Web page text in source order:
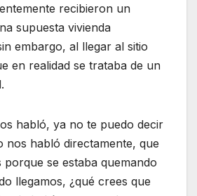
recibieron un
supuesta vivienda
embargo, al llegar al sitio
en realidad se trataba de un
habló, ya no te puedo decir
nos habló directamente, que
se estaba quemando
llegamos, ¿qué crees que